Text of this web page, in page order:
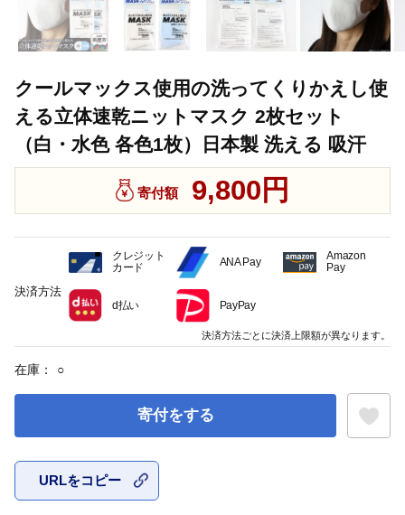
クールマックス使用の洗ってくりかえし使
える立体速乾ニットマスク 2枚セット
（白・水色 各色1枚）日本製 洗える 吸汗
寄付額 9,800円
在庫： ○
寄付をする
URLをコピー
決済方法
クレジット
カード
ANA Pay
Amazon
Pay
d払い PayPay
決済方法ごとに決済上限額が異なります。